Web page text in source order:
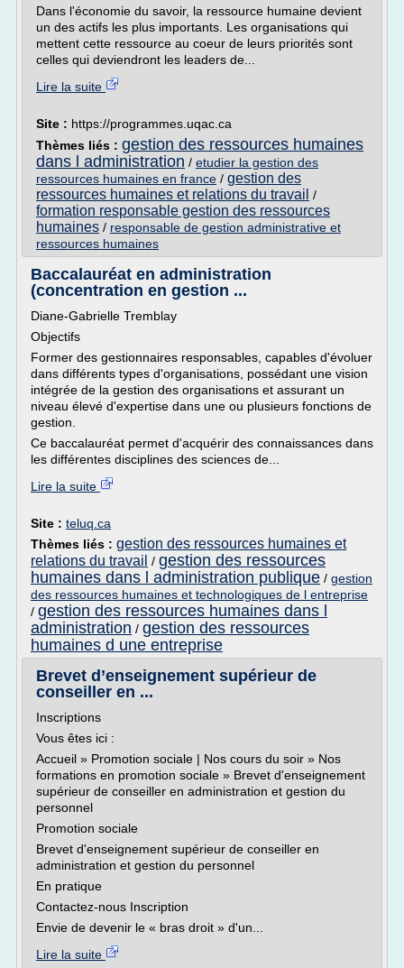
Dans l'économie du savoir, la ressource humaine devient
un des actifs les plus importants. Les organisations qui
mettent cette ressource au coeur de leurs priorités sont
celles qui deviendront les leaders de...
Lire la suite
Site : https://programmes.uqac.ca
Thèmes liés : gestion des ressources humaines
dans l administration / etudier la gestion des
ressources humaines en france / gestion des
ressources humaines et relations du travail /
formation responsable gestion des ressources
humaines / responsable de gestion administrative et
ressources humaines
Baccalauréat en administration
(concentration en gestion ...
Diane-Gabrielle Tremblay
Objectifs
Former des gestionnaires responsables, capables d'évoluer
dans différents types d'organisations, possédant une vision
intégrée de la gestion des organisations et assurant un
niveau élevé d'expertise dans une ou plusieurs fonctions de
gestion.
Ce baccalauréat permet d'acquérir des connaissances dans
les différentes disciplines des sciences de...
Lire la suite
Site : teluq.ca
Thèmes liés : gestion des ressources humaines et
relations du travail / gestion des ressources
humaines dans l administration publique / gestion
des ressources humaines et technologiques de l entreprise
/ gestion des ressources humaines dans l
administration / gestion des ressources
humaines d une entreprise
Brevet d’enseignement supérieur de
conseiller en ...
Inscriptions
Vous êtes ici :
Accueil » Promotion sociale | Nos cours du soir » Nos
formations en promotion sociale » Brevet d'enseignement
supérieur de conseiller en administration et gestion du
personnel
Promotion sociale
Brevet d'enseignement supérieur de conseiller en
administration et gestion du personnel
En pratique
Contactez-nous Inscription
Envie de devenir le « bras droit » d'un...
Lire la suite